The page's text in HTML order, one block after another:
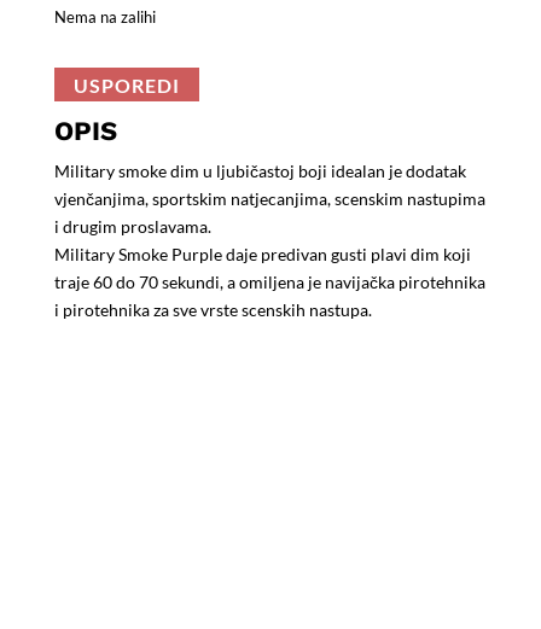
Nema na zalihi
USPOREDI
OPIS
Military smoke dim u ljubičastoj boji idealan je dodatak
vjenčanjima, sportskim natjecanjima, scenskim nastupima
i drugim proslavama.
Military Smoke Purple daje predivan gusti plavi dim koji
traje 60 do 70 sekundi, a omiljena je navijačka pirotehnika
i pirotehnika za sve vrste scenskih nastupa.